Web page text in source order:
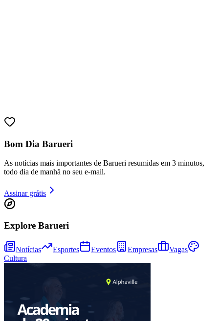
Bom Dia Barueri
As notícias mais importantes de Barueri resumidas em 3 minutos,
todo dia de manhã no seu e-mail.
Assinar grátis
Explore Barueri
Notícias Esportes Eventos Empresas
Vagas
Cultura